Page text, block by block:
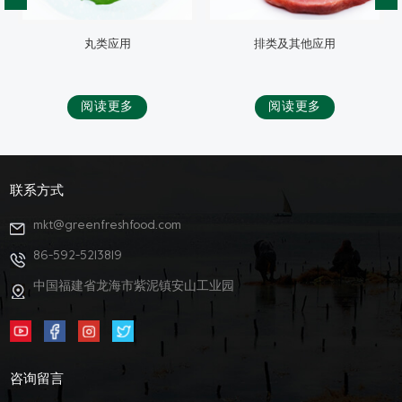
排类及其他应用
阅读更多
蛋白伴侣应用（即食）
阅读更多
联系方式
mkt@greenfreshfood.com
86-592-5213819
中国福建省龙海市紫泥镇安山工业园
咨询留言